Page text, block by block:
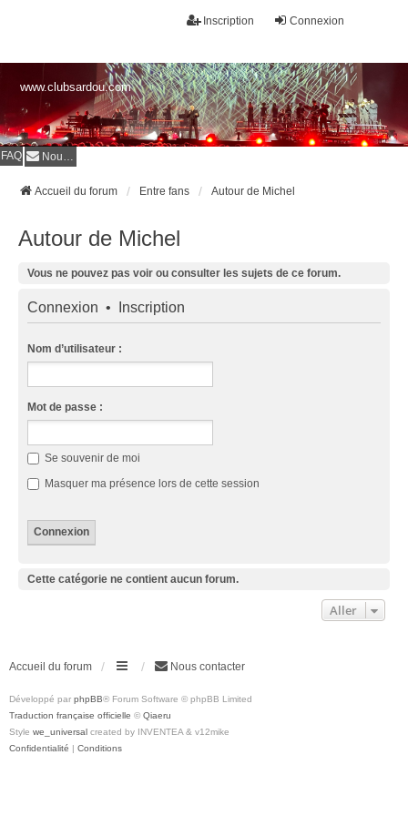
Connexion
Inscription
www.clubsardou.com
FAQ Nous contacter
Accueil du forum Entre fans Autour de Michel
Autour de Michel
Vous ne pouvez pas voir ou consulter les sujets de ce forum.
Connexion • Inscription
Nom d’utilisateur :
Mot de passe :
Se souvenir de moi
Masquer ma présence lors de cette session
Cette catégorie ne contient aucun forum.
Aller
Accueil du forum Nous contacter
Développé par phpBB® Forum Software © phpBB Limited
Traduction française officielle © Qiaeru
Style we_universal created by INVENTEA & v12mike
Confidentialité | Conditions